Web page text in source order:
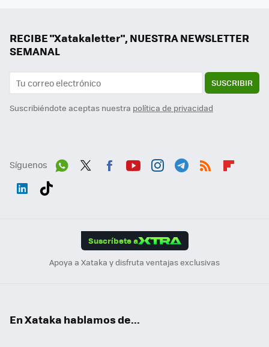
RECIBE "Xatakaletter", NUESTRA NEWSLETTER
SEMANAL
SUSCRIBIR
Suscribiéndote aceptas nuestra política de privacidad
Síguenos
Suscríbete a
Apoya a Xataka y disfruta ventajas exclusivas
En Xataka hablamos de...